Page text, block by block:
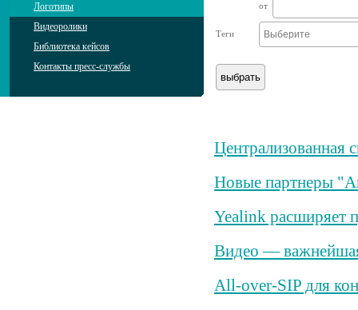
Логотипы
Видеоролики
Библиотека кейсов
Контакты пресс-службы
от
Теги
Централизованная
Новые партнеры
Yealink расширяет
Видео —
All-over-SIP для